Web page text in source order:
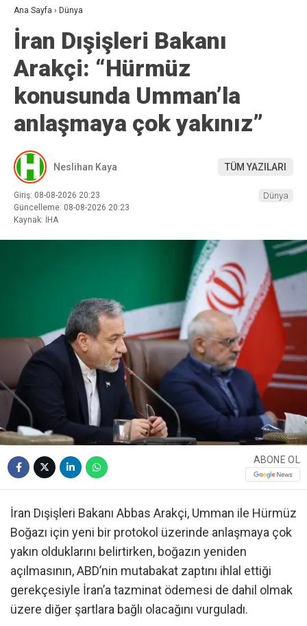
Ana Sayfa › Dünya
İran Dışişleri Bakanı
Arakçi: “Hürmüz
konusunda Umman’la
anlaşmaya çok yakınız”
Neslihan Kaya TÜM YAZILARI
Giriş: 08-08-2026 20:23
Güncelleme: 08-08-2026 20:23
Kaynak: İHA
Dünya
ABONE OL
İran Dışişleri Bakanı Abbas Arakçi, Umman ile Hürmüz
Boğazı için yeni bir protokol üzerinde anlaşmaya çok
yakın olduklarını belirtirken, boğazın yeniden
açılmasının, ABD’nin mutabakat zaptını ihlal ettiği
gerekçesiyle İran’a tazminat ödemesi de dahil olmak
üzere diğer şartlara bağlı olacağını vurguladı.